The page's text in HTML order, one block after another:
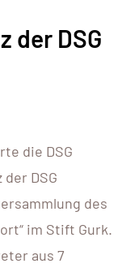
der DSG
die DSG
DSG
des
im Stift Gurk.
aus 7